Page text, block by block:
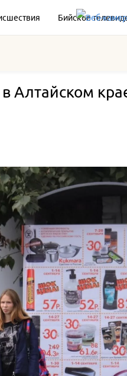
Бийское
Алтайском